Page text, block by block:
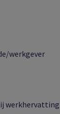
werkgever
werkhervatting